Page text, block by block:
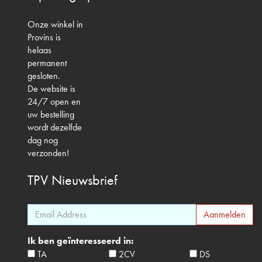
Onze winkel in
Provins is
helaas
permanent
gesloten.
De website is
24/7 open en
uw bestelling
wordt dezelfde
dag nog
verzonden!
TPV Nieuwsbrief
Ik ben geïnteresseerd in:
TA
2CV DS